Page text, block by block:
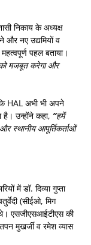
निकाय के अध्यक्ष
और नए उद्यमियों व
पहल बताया।
मजबूत करेगा और
HAL अभी भी अपने
है। उन्होंने कहा, “हमें
स्थानीय आपूर्तिकर्ताओं
में डॉ. दिव्या गुप्ता
(सीईओ, मिग
एसजीएसआईटीएस की
मुखर्जी व रमेश व्यास